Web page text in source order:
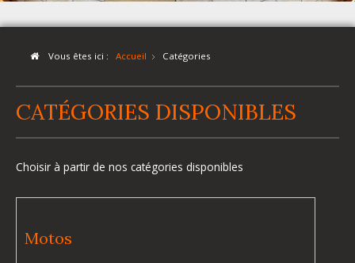
Vous êtes ici : Accueil Catégories
CATÉGORIES DISPONIBLES
Choisir à partir de nos catégories disponibles
Motos